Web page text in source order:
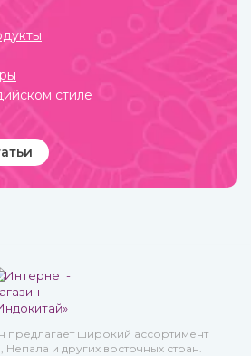
стиле
предлагает широкий ассортимент
Непала и других восточных стран.